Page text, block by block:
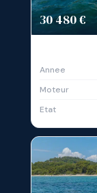
30 480 €
Annee
Moteur
Etat